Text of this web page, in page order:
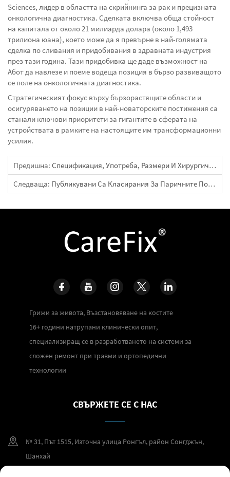
Sciences, лидер в областта на скрийнинга за рак и прецизната
онкологична диагностика. Сделката включва обща стойност
на капитала от около 21 милиарда долара (около 1,493
трилиона юана), което може да я превърне в най-голямата
сделка по сливания и придобивания в здравната индустрия
през тази година. Тази придобивка ще даде възможност на
Абот да навлезе и поеме водеща позиция в бързо развиващото
се поле на онкологичната диагностика.
Стратегическият фокус върху бързорастящите области и
осигуряването на позиции в най-новаторските постижения са
станали ключови приоритети за гигантите в сферата на
устройствата в рамките на настоящите им трансформационни
усилия.
Предишна: Спецификация, Употреба, Размери И Хирургични Техники На К-Жичката (жичка На Киршнер)
Следваща: Публикувани Са Класирания За Паричните Потоци На Листингови Компании За Медицински Устройства (с Приложен Списък)
Грижи за живота, Възстановяване на костите
16+ години натрупани клинически опит,
специализиращ се в разработването на системи за
сложен ремонт при травми и ортопедични
технологии
СВЪРЖЕТЕ СЕ С НАС
№ 31, Път 1515, Източна улица Ронгъл, район Сонгджън,
Шанхай